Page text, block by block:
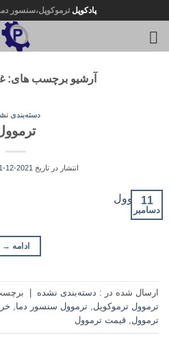
content
پادکوپلترموکوپل،سنسور
آرشیو برچسب های:
دسته‌بندی
انتشار در تاریخ 2021-12-11
11
دسامبر
ادامه →
ارسال شده در : دسته‌بندی نشده
ترموول ترموکوپل, ترموول سنسور دما,
ترموول, قیمت ترموول